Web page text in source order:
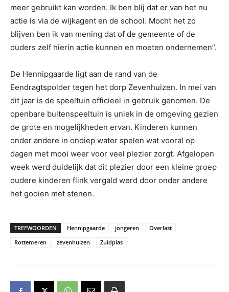
meer gebruikt kan worden. Ik ben blij dat er van het nu
actie is via de wijkagent en de school. Mocht het zo
blijven ben ik van mening dat of de gemeente of de
ouders zelf hierin actie kunnen en moeten ondernemen”.
De Hennipgaarde ligt aan de rand van de
Eendragtspolder tegen het dorp Zevenhuizen. In mei van
dit jaar is de speeltuin officieel in gebruik genomen. De
openbare buitenspeeltuin is uniek in de omgeving gezien
de grote en mogelijkheden ervan. Kinderen kunnen
onder andere in ondiep water spelen wat vooral op
dagen met mooi weer voor veel plezier zorgt. Afgelopen
week werd duidelijk dat dit plezier door een kleine groep
oudere kinderen flink vergald werd door onder andere
het gooien met stenen.
TREFWOORDEN Hennipgaarde jongeren
Overlast
Rottemeren
zevenhuizen Zuidplas